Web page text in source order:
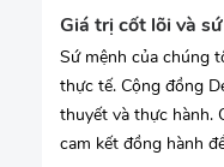
Giá trị cốt lõi và
Sứ mệnh của chúng
thực tế. Cộng đồng
thuyết và thực hành.
cam kết đồng hành